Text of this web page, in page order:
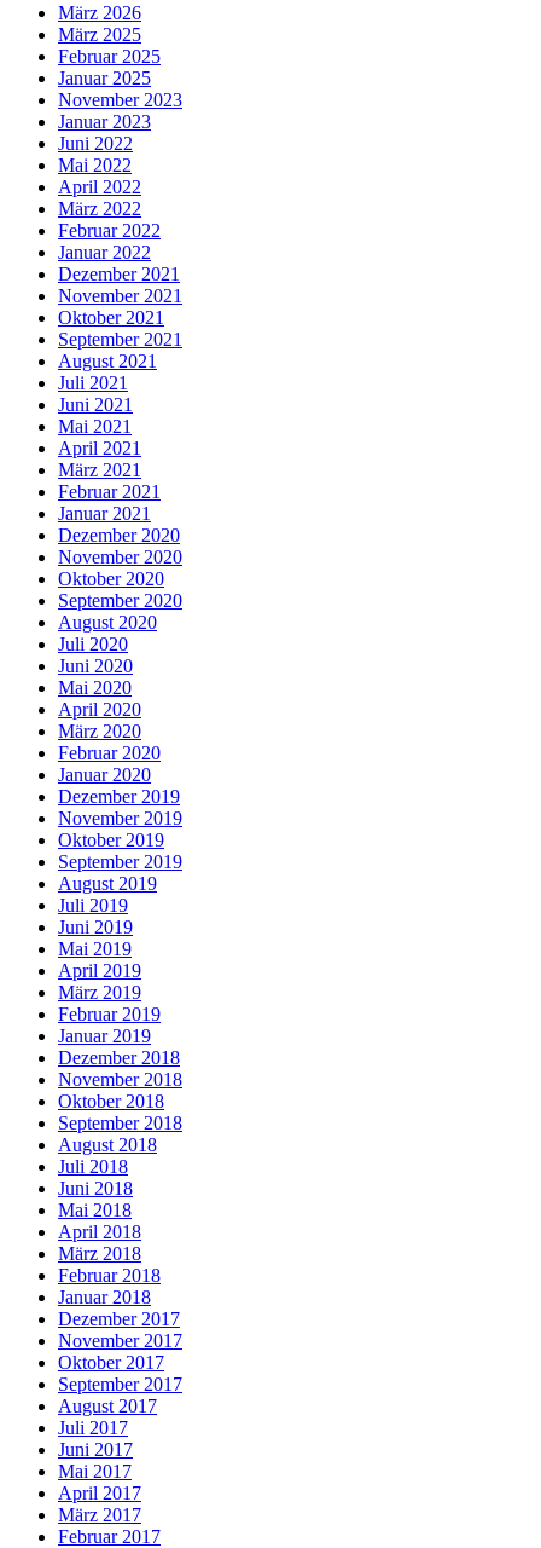
März 2026
März 2025
Februar 2025
Januar 2025
November 2023
Januar 2023
Juni 2022
Mai 2022
April 2022
März 2022
Februar 2022
Januar 2022
Dezember 2021
November 2021
Oktober 2021
September 2021
August 2021
Juli 2021
Juni 2021
Mai 2021
April 2021
März 2021
Februar 2021
Januar 2021
Dezember 2020
November 2020
Oktober 2020
September 2020
August 2020
Juli 2020
Juni 2020
Mai 2020
April 2020
März 2020
Februar 2020
Januar 2020
Dezember 2019
November 2019
Oktober 2019
September 2019
August 2019
Juli 2019
Juni 2019
Mai 2019
April 2019
März 2019
Februar 2019
Januar 2019
Dezember 2018
November 2018
Oktober 2018
September 2018
August 2018
Juli 2018
Juni 2018
Mai 2018
April 2018
März 2018
Februar 2018
Januar 2018
Dezember 2017
November 2017
Oktober 2017
September 2017
August 2017
Juli 2017
Juni 2017
Mai 2017
April 2017
März 2017
Februar 2017